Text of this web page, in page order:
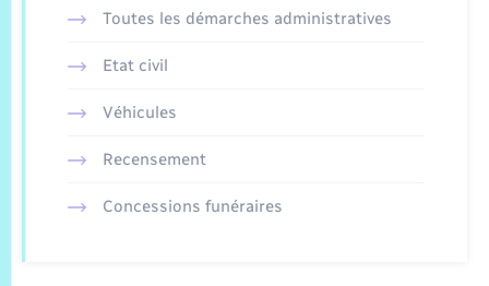
Toutes les démarches administratives
Etat civil
Véhicules
Recensement
Concessions funéraires